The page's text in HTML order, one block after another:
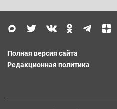
Полная версия сайта
Редакционная политика